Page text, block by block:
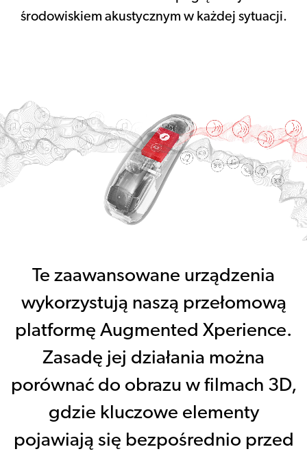
środowiskiem akustycznym w każdej sytuacji.
Te zaawansowane urządzenia
wykorzystują naszą przełomową
platformę Augmented Xperience.
Zasadę jej działania można
porównać do obrazu w filmach 3D,
gdzie kluczowe elementy
pojawiają się bezpośrednio przed